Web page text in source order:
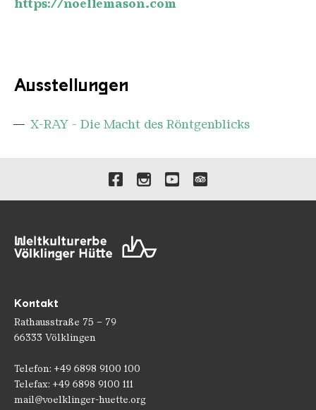
https://noellemason.com
Ausstellungen
X-RAY - Die Macht des Röntgenblicks
Verlinkungen zu unseren
Kontakt
Rathausstraße 75 – 79
66333 Völklingen
Telefon: +49 6898 9100 100
Telefax: +49 6898 9100 111
mail@voelklinger-huette.org